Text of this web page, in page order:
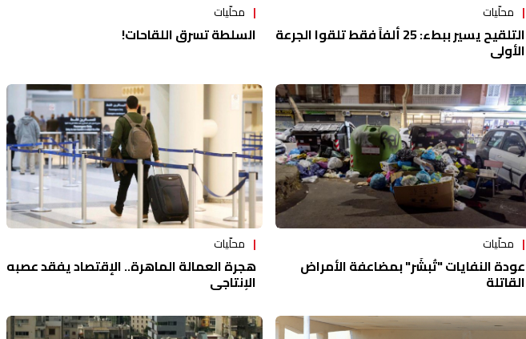
محلّيات
التلقيح يسير ببطء: 25 ألفاً فقط تلقوا الجرعة
الأولى
محلّيات
السلطة تسرق اللقاحات!
محلّيات
عودة النفايات "تُبشّر" بمضاعفة الأمراض
القاتلة
محلّيات
هجرة العمالة الماهرة.. الإقتصاد يفقد عصبه
الإنتاجي